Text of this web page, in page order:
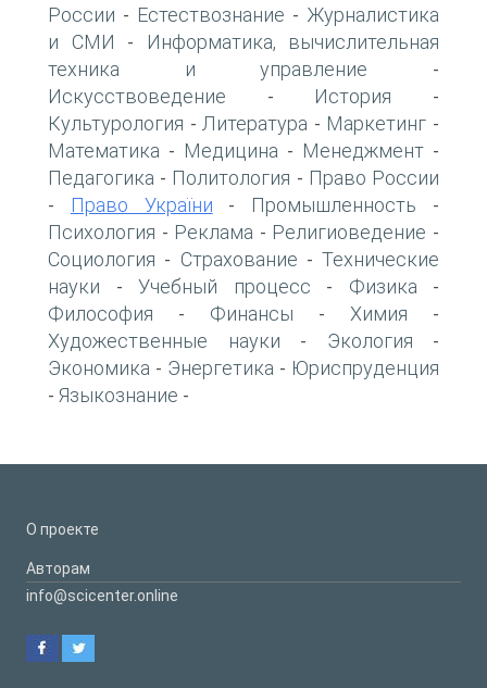
России - Естествознание - Журналистика
и СМИ -
Информатика, вычислительная
техника и управление -
Искусствоведение - История -
Культурология - Литература - Маркетинг -
Математика - Медицина - Менеджмент -
Педагогика - Политология - Право России
- Право України - Промышленность -
Психология - Реклама - Религиоведение -
Социология - Страхование - Технические
науки - Учебный процесс - Физика -
Философия - Финансы - Химия -
Художественные науки - Экология -
Экономика - Энергетика - Юриспруденция
- Языкознание -
О проекте
Авторам
info@scicenter.online